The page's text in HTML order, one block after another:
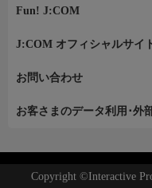
Fun! J:COM
J:COM オフィシャルサイ
お問い合わせ
お客さまのデータ利用･外
Copyright ©Interactive